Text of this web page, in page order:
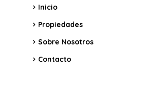
Inicio
Propiedades
Sobre Nosotros
Contacto